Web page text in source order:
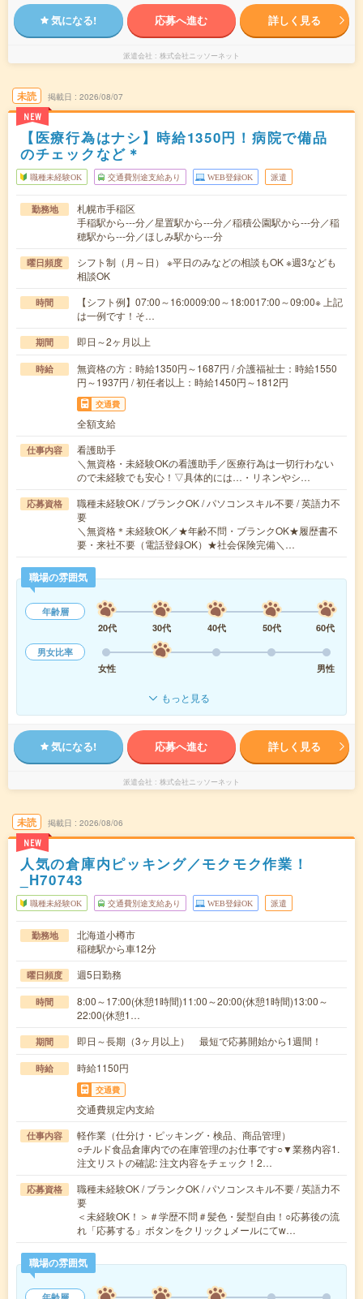
気になる! 応募へ進む 詳しく見る
派遣会社 株式会社ニッソーネット
未読
NEW
掲載日 2026/08/07
【医療行為はナシ】時給1350円！病院で備品
のチェックなど＊
職種未経験OK 交通費別途支給あり WEB登録OK 派遣
勤務地
札幌市手稲区
手稲駅から---分／星置駅から---分／稲積公園駅から---分／稲
穂駅から---分／ほしみ駅から---分
曜日頻度
シフト制（月～日） ※平日のみなどの相談もOK ※週3なども
相談OK
時間
【シフト例】07:00～16:0009:00～18:0017:00～09:00※ 上記
は一例です！そ…
期間 即日～2ヶ月以上
時給
無資格の方：時給1350円～1687円 / 介護福祉士：時給1550
円～1937円 / 初任者以上：時給1450円～1812円
交通費
全額支給
仕事内容
看護助手
＼無資格・未経験OKの看護助手／医療行為は一切行わない
ので未経験でも安心！▽具体的には…・リネンやシ…
応募資格
職種未経験OK / ブランクOK / パソコンスキル不要 / 英語力不
要
＼無資格＊未経験OK／★年齢不問・ブランクOK★履歴書不
要・来社不要（電話登録OK）★社会保険完備＼…
職場の雰囲気
年齢層
20代
30代 40代 50代
60代
男女比率
女性
男性
もっと見る
気になる! 応募へ進む 詳しく見る
派遣会社 株式会社ニッソーネット
未読
NEW
掲載日 2026/08/06
人気の倉庫内ピッキング／モクモク作業！
_H70743
職種未経験OK 交通費別途支給あり WEB登録OK 派遣
勤務地
北海道小樽市
稲穂駅から車12分
曜日頻度 週5日勤務
時間
8:00～17:00(休憩1時間)11:00～20:00(休憩1時間)13:00～
22:00(休憩1…
期間 即日～長期（3ヶ月以上） 最短で応募開始から1週間！
時給 時給1150円
交通費
交通費規定内支給
仕事内容
軽作業（仕分け・ピッキング・検品、商品管理）
○チルド食品倉庫内での在庫管理のお仕事です○▼業務内容1.
注文リストの確認: 注文内容をチェック！2…
応募資格
職種未経験OK / ブランクOK / パソコンスキル不要 / 英語力不
要
＜未経験OK！＞＃学歴不問＃髪色・髪型自由！○応募後の流
れ「応募する」ボタンをクリック↓メールにてw…
職場の雰囲気